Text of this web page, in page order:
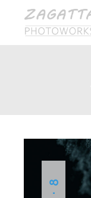
· 8